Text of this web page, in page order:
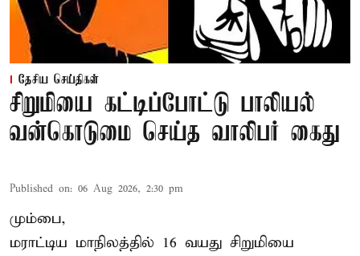
தேசிய செய்திகள்
சிறுமியை கட்டிப்போட்டு பாலியல்
வன்கொடுமை செய்த வாலிபர் கைது
Published on: 06 Aug 2026, 2:30 pm
மும்பை,
மராட்டிய மாநிலத்தில் 16 வயது சிறுமியை